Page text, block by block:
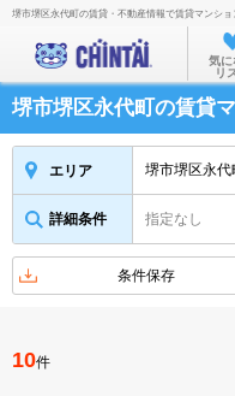
堺市堺区永代町の賃貸・不動産情報で賃貸マンシ
気に
リ
堺市堺区永代町の賃貸
エリア 堺市堺区永代
詳細条件 指定なし
条件保存
10件